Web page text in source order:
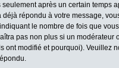
après un certain temps
répondu à votre message,
le nombre de fois que
pas non plus si un modérateur
ont modifié et pourquoi). Veuillez